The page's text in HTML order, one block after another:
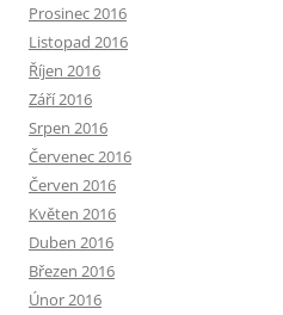
Prosinec 2016
Listopad 2016
Říjen 2016
Září 2016
Srpen 2016
Červenec 2016
Červen 2016
Květen 2016
Duben 2016
Březen 2016
Únor 2016